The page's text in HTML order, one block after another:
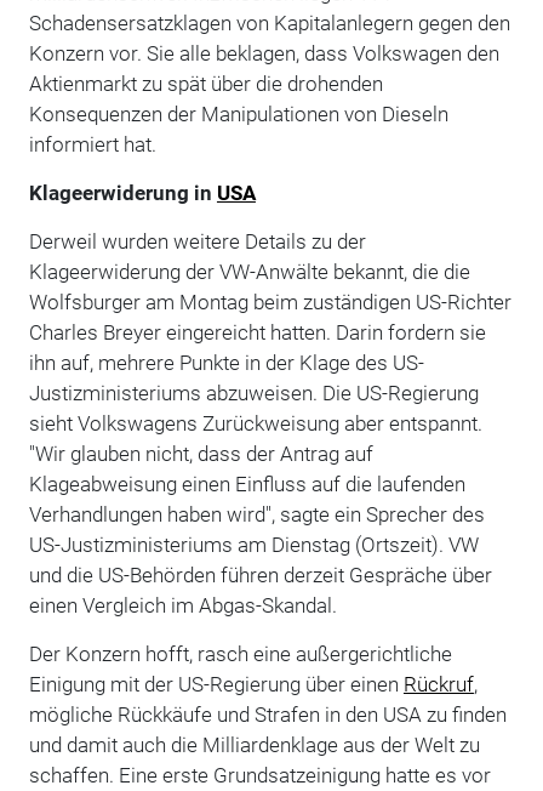
Schadensersatzklagen von Kapitalanlegern gegen den
Konzern vor. Sie alle beklagen, dass Volkswagen den
Aktienmarkt zu spät über die drohenden
Konsequenzen der Manipulationen von Dieseln
informiert hat.
Klageerwiderung in USA
Derweil wurden weitere Details zu der
Klageerwiderung der VW-Anwälte bekannt, die die
Wolfsburger am Montag beim zuständigen US-Richter
Charles Breyer eingereicht hatten. Darin fordern sie
ihn auf, mehrere Punkte in der Klage des US-
Justizministeriums abzuweisen. Die US-Regierung
sieht Volkswagens Zurückweisung aber entspannt.
"Wir glauben nicht, dass der Antrag auf
Klageabweisung einen Einfluss auf die laufenden
Verhandlungen haben wird", sagte ein Sprecher des
US-Justizministeriums am Dienstag (Ortszeit). VW
und die US-Behörden führen derzeit Gespräche über
einen Vergleich im Abgas-Skandal.
Der Konzern hofft, rasch eine außergerichtliche
Einigung mit der US-Regierung über einen Rückruf,
mögliche Rückkäufe und Strafen in den USA zu finden
und damit auch die Milliardenklage aus der Welt zu
schaffen. Eine erste Grundsatzeinigung hatte es vor